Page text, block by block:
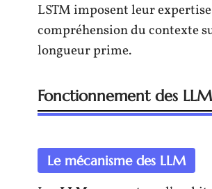
LSTM imposent leur
compréhension du contexte
longueur prime.
Fonctionnement des
Le mécanisme des LLM